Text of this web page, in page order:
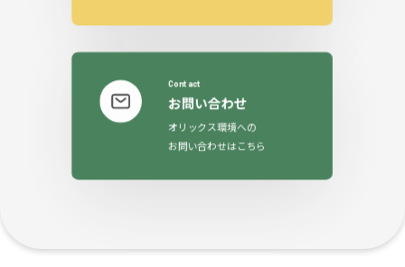
Contact
お問い合わせ
オリックス環境への
お問い合わせはこちら